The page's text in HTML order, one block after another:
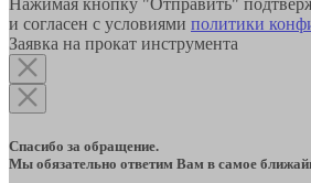
Нажимая кнопку "Отправить"
и согласен с условиями политики
Заявка на прокат инструмента
Спасибо за обращение.
Мы обязательно ответим Вам в самое